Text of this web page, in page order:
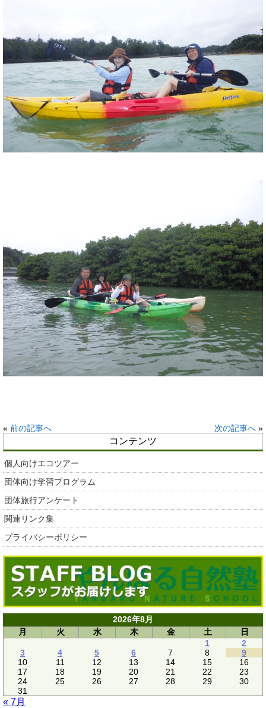
« 前の記事へ 次の記事へ »
コンテンツ
個人向けエコツアー
団体向け学習プログラム
団体旅行アンケート
関連リンク集
プライバシーポリシー
2026年8月
月
火 水 木 金 土
日
1
2
3
4 5 6 7 8
9
10
11 12 13 14 15
16
17
18 19 20 21 22
23
24
25 26 27 28 29
30
31
« 7月